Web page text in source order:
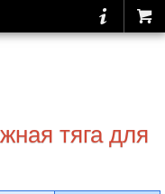
тяга для